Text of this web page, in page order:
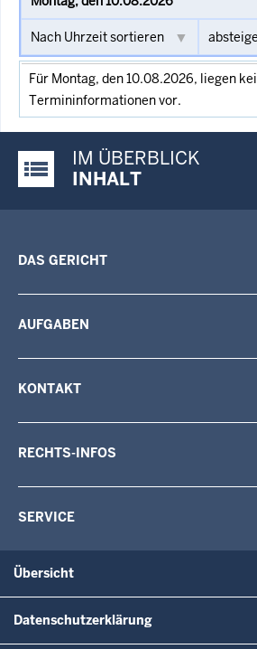
Für Montag, den 10.08.2026, liegen
Termininformationen vor.
Justiz-Portal im Überblick:
IM ÜBERBLICK
INHALT
DAS GERICHT
AUFGABEN
KONTAKT
RECHTS-INFOS
SERVICE
Übersicht
Datenschutzerklärung